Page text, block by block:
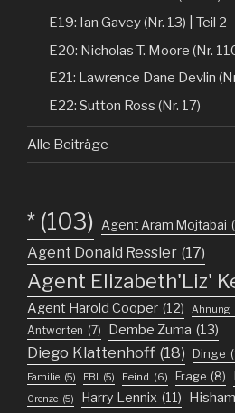
E19: Ian Gavey (Nr. 13) | Teil 2
E20: Nicholas T. Moore (Nr.
E21: Lawrence Dane Devlin
E22: Sutton Ross (Nr. 17)
Alle Beiträge
* (103) Agent Aram Mojtabai
Agent Donald Ressler (17)
Agent Elizabeth'Liz'
Agent Harold Cooper (12) Ahnung
Antworten (7) Dembe Zuma (13)
Diego Klattenhoff (18) Dinge
Familie (5) FBI (5) Feind (6) Frage (8)
Grenze (5) Harry Lennix (11)